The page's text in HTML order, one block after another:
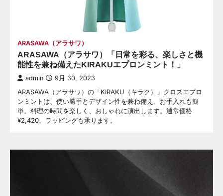
ARASAWA（アラサワ）
ARASAWA（アラサワ）「日常を彩る、楽しさと機
能性を兼ね備えたKIRAKUエプロンミント！」
admin 9月 30, 2023
ARASAWA（アラサワ）の「KIRAKU（キラク）」クロスエプロ
ンミントは、使い勝手とデザイン性を兼ね備え、お手入れも簡
単。料理の時間を楽しく、おしゃれに演出します。通常価格
¥2,420、ラッピングも承ります。